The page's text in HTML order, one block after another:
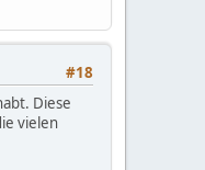
#18
Diese
vielen